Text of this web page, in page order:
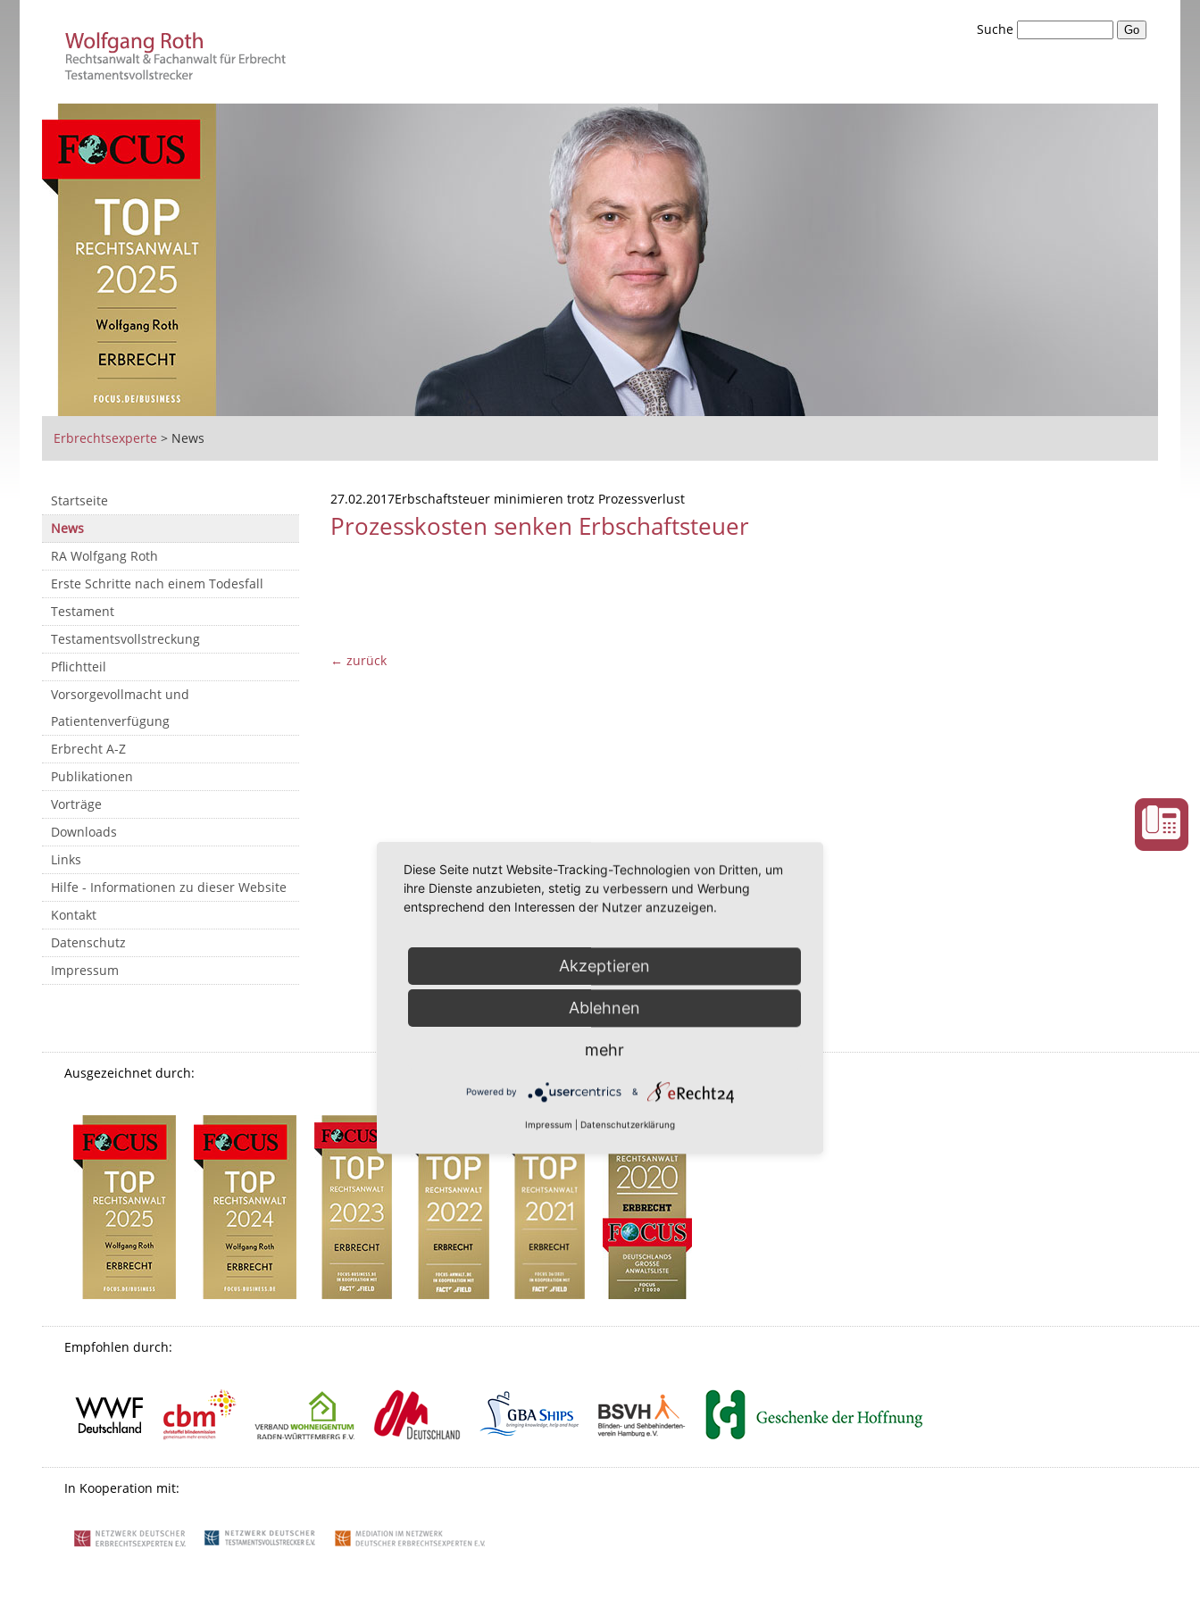
Suche
Erbrechtsexperte > News
Startseite
News
RA Wolfgang Roth
Erste Schritte nach einem Todesfall
Testament
Testamentsvollstreckung
Pflichtteil
Vorsorgevollmacht und
Patientenverfügung
Erbrecht A-Z
Publikationen
Vorträge
Downloads
Links
Hilfe - Informationen zu dieser Website
Kontakt
Datenschutz
Impressum
27.02.2017Erbschaftsteuer minimieren trotz Prozessverlust
Prozesskosten senken Erbschaftsteuer
← zurück
Ausgezeichnet durch:
Empfohlen durch:
In Kooperation mit:
Diese Seite nutzt Website-Tracking-Technologien von Dritten, um
ihre Dienste anzubieten, stetig zu verbessern und Werbung
entsprechend den Interessen der Nutzer anzuzeigen.
Akzeptieren
Ablehnen
mehr
Powered by &
Impressum Datenschutzerklärung